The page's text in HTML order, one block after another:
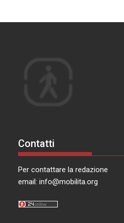
Contatti
Per contattare la redazione
email:info@mobilita.org